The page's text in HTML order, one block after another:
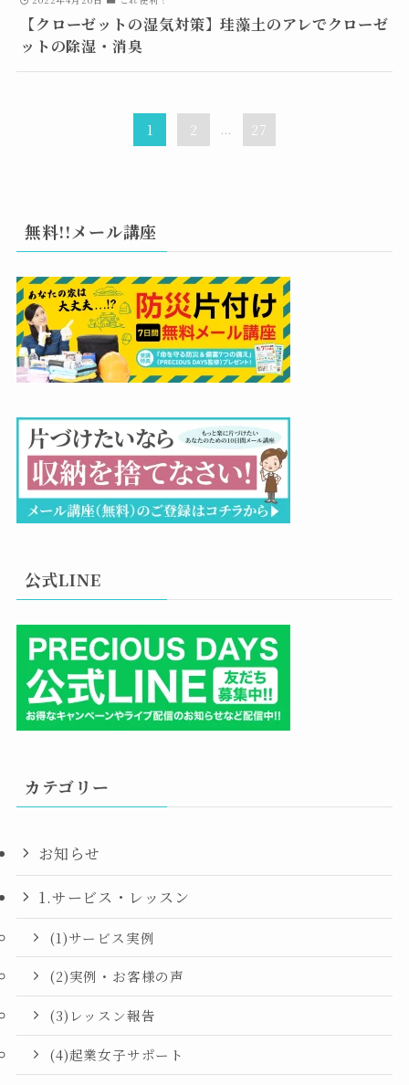
【クローゼットの湿気対策】珪藻土のアレでクローゼ
ットの除湿・消臭
1 2 ... 27
無料!!メール講座
公式LINE
カテゴリー
お知らせ
1.サービス・レッスン
(1)サービス実例
(2)実例・お客様の声
(3)レッスン報告
(4)起業女子サポート